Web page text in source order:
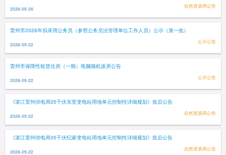
2026-05-26 自然资源局公告
雷州市2026年拟录用公务员（参照公务员法管理单位工作人员）公示（第一批）
2026-05-22 公示公告
雷州市保障性租赁住房（一期）电脑随机派房公告
2026-05-22 公示公告
《湛江雷州供电局35千伏东里变电站用地单元控制性详细规划》批后公告
2026-05-22 自然资源局公告
《湛江雷州供电局35千伏纪家变电站用地单元控制性详细规划》批后公告
2026-05-22 自然资源局公告